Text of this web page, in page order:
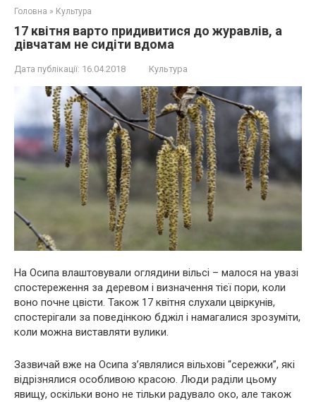
Головна » Культура
17 квітня варто придивитися до журавлів, а
дівчатам не сидіти вдома
Дата публікації: 16.04.2018 Культура
На Осипа влаштовували оглядини вільсі – малося на увазі
спостереження за деревом і визначення тієї пори, коли
воно почне цвісти. Також 17 квітня слухали цвіркунів,
спостерігали за поведінкою бджіл і намагалися зрозуміти,
коли можна виставляти вулики.
Зазвичай вже на Осипа з’являлися вільхові “сережки”, які
відрізнялися особливою красою. Люди раділи цьому
явищу, оскільки воно не тільки радувало око, але також